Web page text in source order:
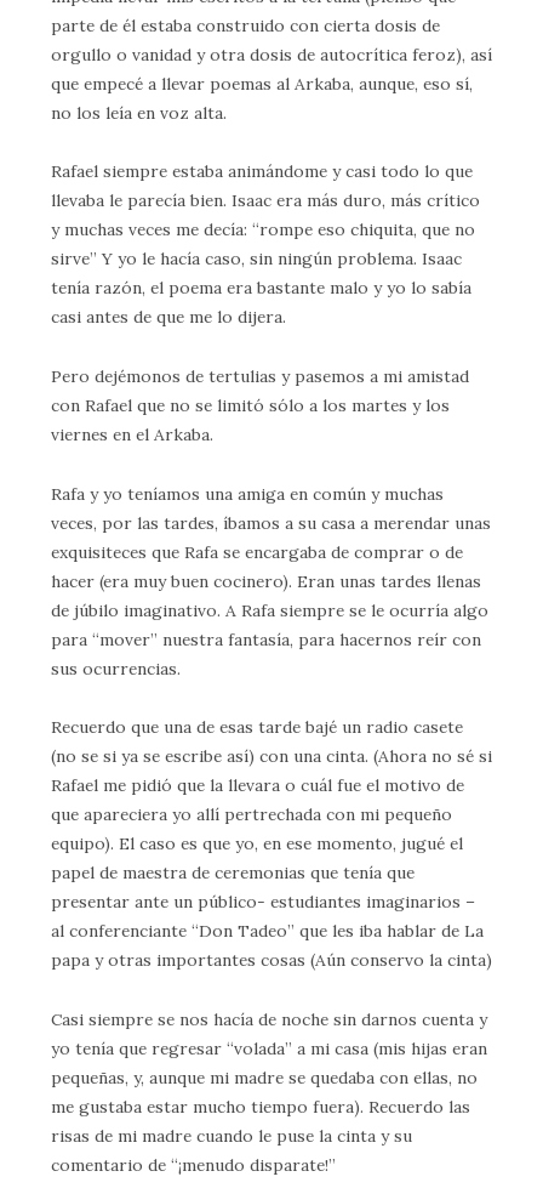
parte de él estaba construido con cierta dosis de
orgullo o vanidad y otra dosis de autocrítica feroz), así
que empecé a llevar poemas al Arkaba, aunque, eso sí,
no los leía en voz alta.
Rafael siempre estaba animándome y casi todo lo que
llevaba le parecía bien. Isaac era más duro, más crítico
y muchas veces me decía: “rompe eso chiquita, que no
sirve” Y yo le hacía caso, sin ningún problema. Isaac
tenía razón, el poema era bastante malo y yo lo sabía
casi antes de que me lo dijera.
Pero dejémonos de tertulias y pasemos a mi amistad
con Rafael que no se limitó sólo a los martes y los
viernes en el Arkaba.
Rafa y yo teníamos una amiga en común y muchas
veces, por las tardes, íbamos a su casa a merendar unas
exquisiteces que Rafa se encargaba de comprar o de
hacer (era muy buen cocinero). Eran unas tardes llenas
de júbilo imaginativo. A Rafa siempre se le ocurría algo
para “mover” nuestra fantasía, para hacernos reír con
sus ocurrencias.
Recuerdo que una de esas tarde bajé un radio casete
(no se si ya se escribe así) con una cinta. (Ahora no sé si
Rafael me pidió que la llevara o cuál fue el motivo de
que apareciera yo allí pertrechada con mi pequeño
equipo). El caso es que yo, en ese momento, jugué el
papel de maestra de ceremonias que tenía que
presentar ante un público- estudiantes imaginarios –
al conferenciante “Don Tadeo” que les iba hablar de La
papa y otras importantes cosas (Aún conservo la cinta)
Casi siempre se nos hacía de noche sin darnos cuenta y
yo tenía que regresar “volada” a mi casa (mis hijas eran
pequeñas, y, aunque mi madre se quedaba con ellas, no
me gustaba estar mucho tiempo fuera). Recuerdo las
risas de mi madre cuando le puse la cinta y su
comentario de “¡menudo disparate!”